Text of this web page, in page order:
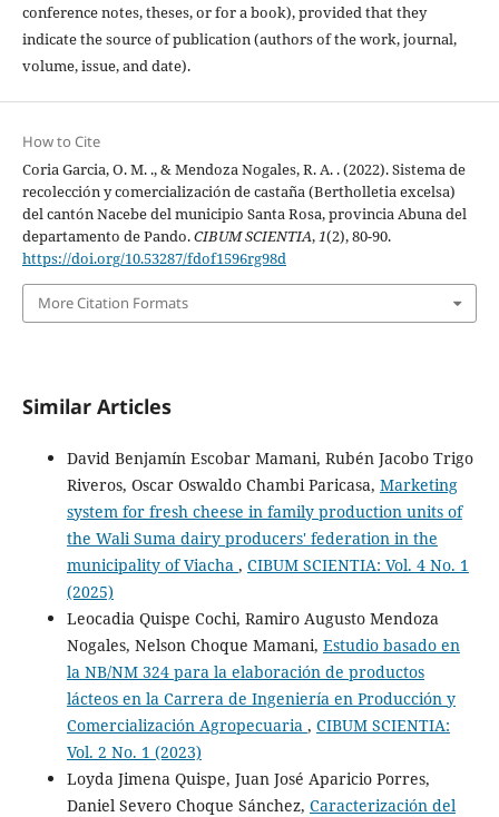
conference notes, theses, or for a book), provided that they
indicate the source of publication (authors of the work, journal,
volume, issue, and date).
How to Cite
Coria Garcia, O. M. ., & Mendoza Nogales, R. A. . (2022). Sistema de
recolección y comercialización de castaña (Bertholletia excelsa)
del cantón Nacebe del municipio Santa Rosa, provincia Abuna del
departamento de Pando.CIBUM SCIENTIA,1(2), 80-90.
https://doi.org/10.53287/fdof1596rg98d
More Citation Formats
Similar Articles
David Benjamín Escobar Mamani, Rubén Jacobo Trigo
Riveros, Oscar Oswaldo Chambi Paricasa, Marketing
system for fresh cheese in family production units of
the Wali Suma dairy producers' federation in the
municipality of Viacha , CIBUM SCIENTIA: Vol. 4 No. 1
(2025)
Leocadia Quispe Cochi, Ramiro Augusto Mendoza
Nogales, Nelson Choque Mamani, Estudio basado en
la NB/NM 324 para la elaboración de productos
lácteos en la Carrera de Ingeniería en Producción y
Comercialización Agropecuaria , CIBUM SCIENTIA:
Vol. 2 No. 1 (2023)
Loyda Jimena Quispe, Juan José Aparicio Porres,
Daniel Severo Choque Sánchez, Caracterización del